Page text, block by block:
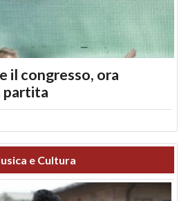
il congresso, ora
partita
e Cultura